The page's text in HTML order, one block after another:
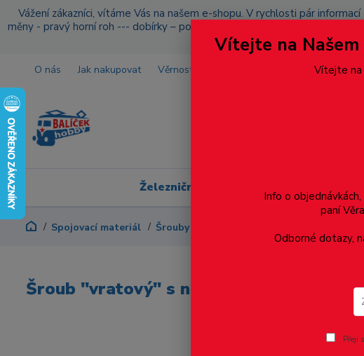
Vážení zákazníci, vítáme Vás na našem e-shopu. V rychlosti pár
měny - pravý horní roh --- dobírky – pokud si z nějakého důvodu zásilku
O nás Jak nakupovat Věrnostní program Doprava a platba
Železniční modelářství
Spojovací materiál Šrouby
Šroub "vratový" s nízkou zaoblenou
Vítejte na
Vítejte na
Info o
paní
Odborné dotazy,
Přeji